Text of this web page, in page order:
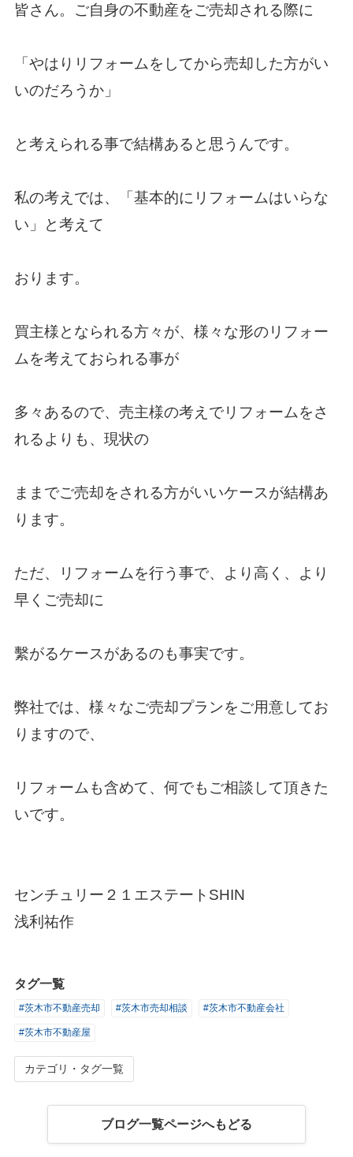
皆さん。ご自身の不動産をご売却される際に
「やはりリフォームをしてから売却した方がい
いのだろうか」
と考えられる事で結構あると思うんです。
私の考えでは、「基本的にリフォームはいらな
い」と考えて
おります。
買主様となられる方々が、様々な形のリフォー
ムを考えておられる事が
多々あるので、売主様の考えでリフォームをさ
れるよりも、現状の
ままでご売却をされる方がいいケースが結構あ
ります。
ただ、リフォームを行う事で、より高く、より
早くご売却に
繫がるケースがあるのも事実です。
弊社では、様々なご売却プランをご用意してお
りますので、
リフォームも含めて、何でもご相談して頂きた
いです。
センチュリー２１エステートSHIN
浅利祐作
タグ一覧
#茨木市不動産売却 #茨木市売却相談 #茨木市不動産会社
#茨木市不動産屋
カテゴリ・タグ一覧
ブログ一覧ページへもどる